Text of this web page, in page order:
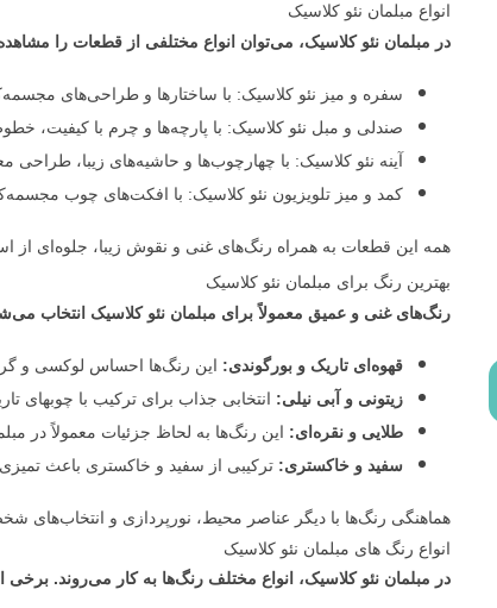
انواع مبلمان نئو کلاسیک
در مبلمان نئو کلاسیک، می‌توان انواع مختلفی از قطعات را
سفره و میز نئو کلاسیک: با ساختارها و طراحی‌های
صندلی و مبل نئو کلاسیک: با پارچه‌ها و چرم با کیفیت،
آینه نئو کلاسیک: با چهارچوب‌ها و حاشیه‌های زیبا، طراحی
کمد و میز تلویزیون نئو کلاسیک: با افکت‌های چوب
همه این قطعات به همراه رنگ‌های غنی و نقوش زیبا، جلوه‌ای از
بهترین رنگ برای مبلمان نئو کلاسیک
رنگ‌های غنی و عمیق معمولاً برای مبلمان نئو کلاسیک انتخاب
قهوه‌ای تاریک و بورگوندی: این رنگ‌ها احساس لوکسی و
زیتونی و آبی نیلی: انتخابی جذاب برای ترکیب با چوبهای
طلایی و نقره‌ای: این رنگ‌ها به لحاظ جزئیات معمولاً در
سفید و خاکستری: ترکیبی از سفید و خاکستری باعث
هماهنگی رنگ‌ها با دیگر عناصر محیط، نورپردازی و انتخاب‌های
انواع رنگ های مبلمان نئو کلاسیک
در مبلمان نئو کلاسیک، انواع مختلف رنگ‌ها به کار می‌روند.